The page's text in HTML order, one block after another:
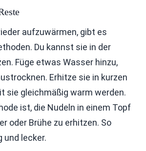
aufzuwärmen, gibt es
Du kannst sie in der
Füge etwas Wasser hinzu,
Erhitze sie in kurzen
sie gleichmäßig warm werden.
ist, die Nudeln in einem Topf
oder Brühe zu erhitzen. So
und lecker.